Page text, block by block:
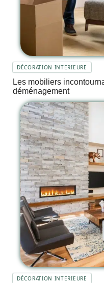
DÉCORATION INTERIEURE
Les mobiliers
déménagement
DÉCORATION INTERIEURE